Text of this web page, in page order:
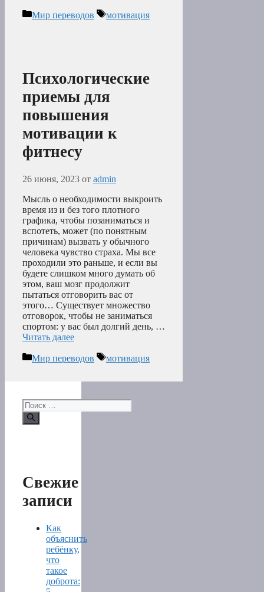
Рубрики
Мир переводов Метки
мотивация
Психологические
приемы для
повышения
мотивации к
фитнесу
26 июня, 2023 от admin
Мысль о необходимости выкроить
время из и без того плотного
графика, чтобы позаниматься и
вспотеть, может (по понятным
причинам) вызвать у обычного
человека чувство страха. Мы все
проходили это раньше, и если вы
будете слишком много думать об
этом, ваш мозг продолжит
пытаться отговорить вас от
этого… Существует множество
отговорок, чтобы не заниматься
спортом: у вас был долгий день, …
Читать далее
Рубрики
Мир переводов Метки
мотивация
Поиск:
Свежие
записи
Как
объяснить
ребёнку,
что
такое
доброта: